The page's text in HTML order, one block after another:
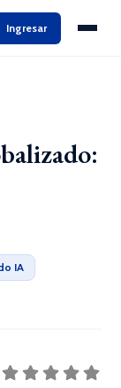
Ingresar
IA